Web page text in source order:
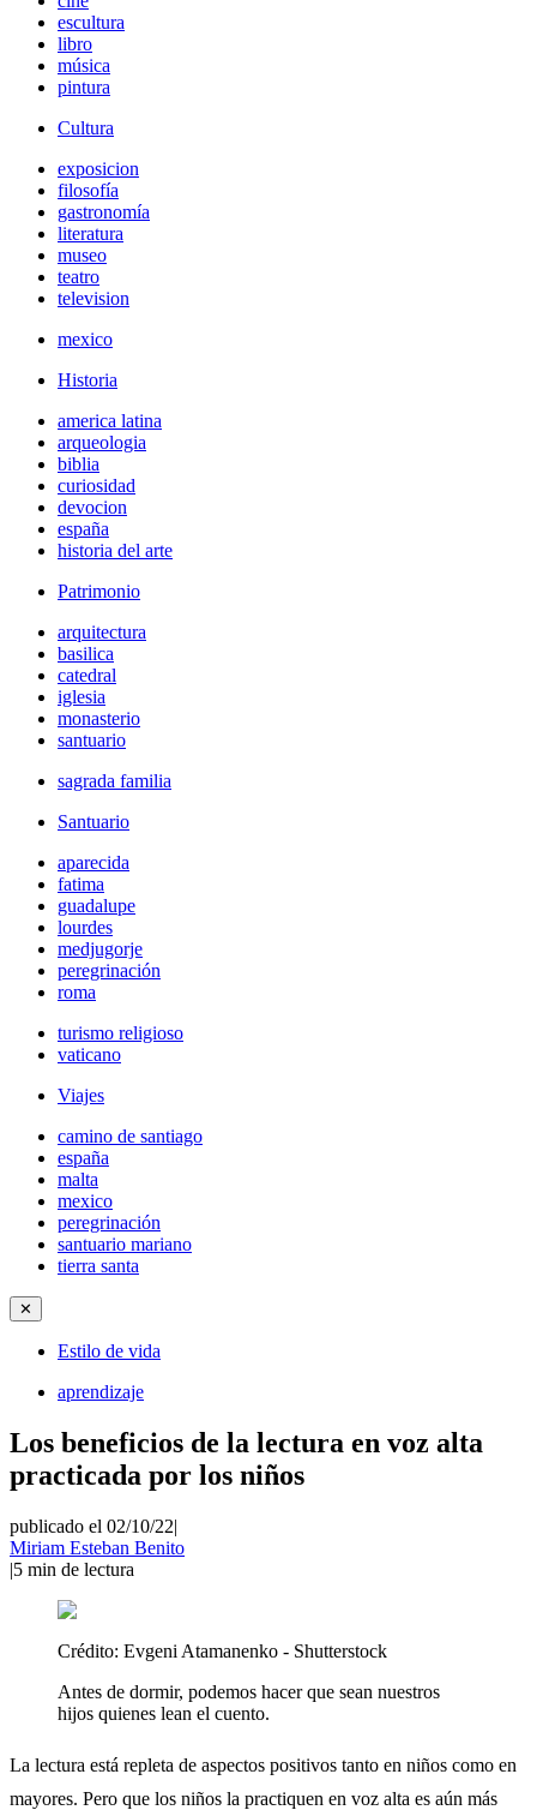
escultura
libro
música
pintura
Cultura
exposicion
filosofía
gastronomía
literatura
museo
teatro
television
mexico
Historia
america latina
arqueologia
biblia
curiosidad
devocion
españa
historia del arte
Patrimonio
arquitectura
basilica
catedral
iglesia
monasterio
santuario
sagrada familia
Santuario
aparecida
fatima
guadalupe
lourdes
medjugorje
peregrinación
roma
turismo religioso
vaticano
Viajes
camino de santiago
españa
malta
mexico
peregrinación
santuario mariano
tierra santa
✕
Estilo de vida
aprendizaje
Los beneficios de la lectura en voz alta
practicada por los niños
publicado el 02/10/22|
Miriam Esteban Benito
|5 min de lectura
Crédito: Evgeni Atamanenko - Shutterstock
Antes de dormir, podemos hacer que sean nuestros
hijos quienes lean el cuento.
La lectura está repleta de aspectos positivos tanto en niños como en
mayores. Pero que los niños la practiquen en voz alta es aún más